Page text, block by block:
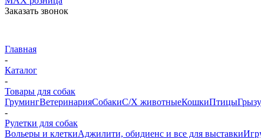
Заказать звонок
Главная
-
Каталог
-
Товары для собак
ГрумингВетеринарияСобакиС/Х животныеКошкиПтицы
-
Рулетки для собак
Вольеры и клеткиАджилити, обидиенс и все для выставки